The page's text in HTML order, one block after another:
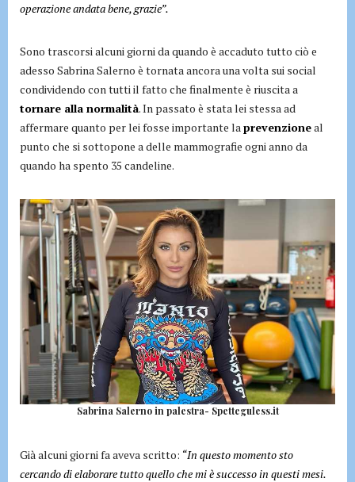
operazione andata bene, grazie”.
Sono trascorsi alcuni giorni da quando è accaduto tutto ciò e
adesso Sabrina Salerno è tornata ancora una volta sui social
condividendo con tutti il fatto che finalmente è riuscita a
tornare alla normalità. In passato è stata lei stessa ad
affermare quanto per lei fosse importante laprevenzioneal
punto che si sottopone a delle mammografie ogni anno da
quando ha spento 35 candeline.
Sabrina Salerno in palestra- Spetteguless.it
Già alcuni giorni fa aveva scritto: “In questo momento sto
cercando di elaborare tutto quello che mi è successo in questi mesi.